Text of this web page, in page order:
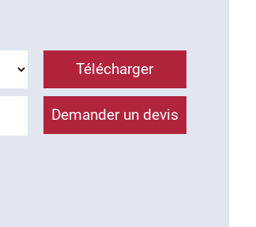
Télécharger
Demander un devis